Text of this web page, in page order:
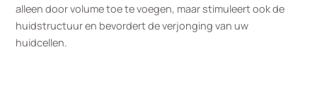
alleen door volume toe te voegen, maar stimuleert ook de
huidstructuur en bevordert de verjonging van uw
huidcellen.